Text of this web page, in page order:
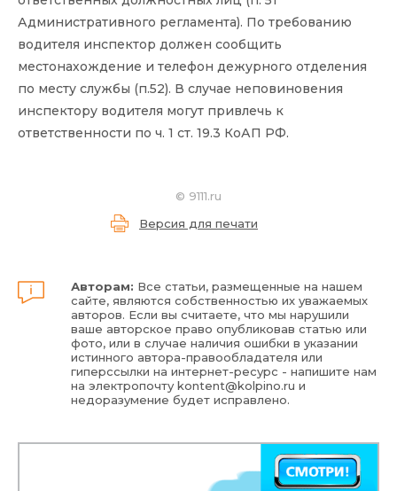
Административного регламента). По требованию
водителя инспектор должен сообщить
местонахождение и телефон дежурного отделения
по месту службы (п.52). В случае неповиновения
инспектору водителя могут привлечь к
ответственности по ч. 1 ст. 19.3 КоАП РФ.
© 9111.ru
Версия для печати
Авторам: Все статьи, размещенные на нашем
сайте, являются собственностью их уважаемых
авторов. Если вы считаете, что мы нарушили
ваше авторское право опубликовав статью или
фото, или в случае наличия ошибки в указании
истинного автора-правообладателя или
гиперссылки на интернет-ресурс - напишите нам
на электропочтуkontent@kolpino.ru и
недоразумение будет исправлено.